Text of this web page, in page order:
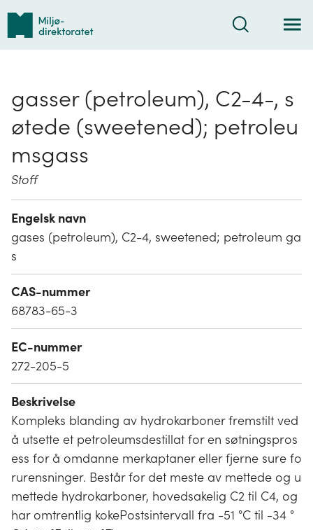
Tilbake
forsiden
Søk
gasser (petroleum), C2-4-, s
øtede (sweetened); petroleu
msgass
Stoff
Engelsk navn
gases (petroleum), C2-4, sweetened; petroleum ga
s
CAS-nummer
68783-65-3
EC-nummer
272-205-5
Beskrivelse
Kompleks blanding av hydrokarboner fremstilt ved
å utsette et petroleumsdestillat for en søtningspros
ess for å omdanne merkaptaner eller fjerne sure fo
rurensninger. Består for det meste av mettede og u
mettede hydrokarboner, hovedsakelig C2 til C4, og
har omtrentlig kokePostsintervall fra -51 °C til -34 °